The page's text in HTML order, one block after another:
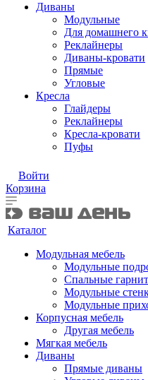
Диваны
Модульные
Для домашнего
Реклайнеры
Диваны-кровати
Прямые
Угловые
Кресла
Глайдеры
Реклайнеры
Кресла-кровати
Пуфы
Войти
Корзина
Каталог
Модульная мебель
Модульные
Спальные
Модульные
Модульные
Корпусная мебель
Другая мебель
Мягкая мебель
Диваны
Прямые диваны